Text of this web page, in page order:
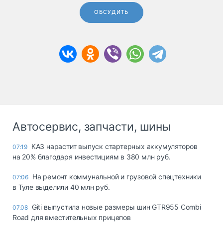
ОБСУДИТЬ
Автосервис, запчасти, шины
07:19 КАЗ нарастит выпуск стартерных аккумуляторов
на 20% благодаря инвестициям в 380 млн руб.
07:06 На ремонт коммунальной и грузовой спецтехники
в Туле выделили 40 млн руб.
07.08 Giti выпустила новые размеры шин GTR955 Combi
Road для вместительных прицепов